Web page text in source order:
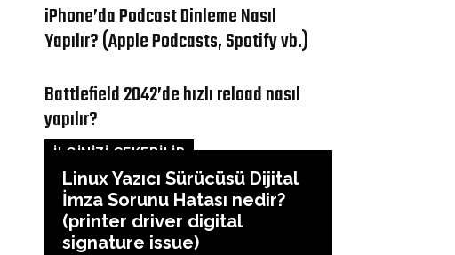
iPhone’da Podcast Dinleme Nasıl
Yapılır? (Apple Podcasts, Spotify vb.)
Battlefield 2042’de hızlı reload nasıl
yapılır?
İLGİNİZİ ÇEKEBİLİR
Linux Yazıcı Sürücüsü Dijital
İmza Sorunu Hatası nedir?
(printer driver digital
signature issue)